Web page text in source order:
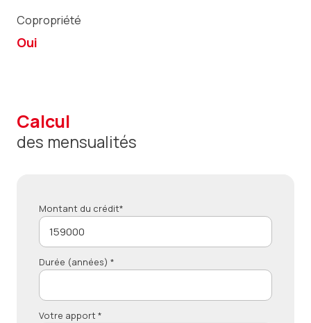
Copropriété
Oui
calcul
des mensualités
Montant du crédit*
Durée (années) *
Votre apport *